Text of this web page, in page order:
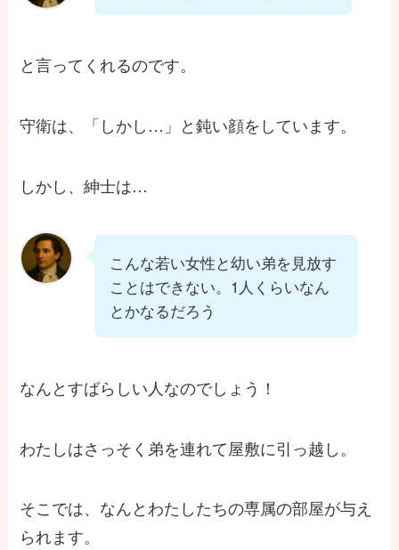
と言ってくれるのです。
守衛は、「しかし…」と鈍い顔をしています。
しかし、紳士は…
こんな若い女性と幼い弟を見放す
ことはできない。1人くらいなん
とかなるだろう
なんとすばらしい人なのでしょう！
わたしはさっそく弟を連れて屋敷に引っ越し。
そこでは、なんとわたしたちの専属の部屋が与え
られます。